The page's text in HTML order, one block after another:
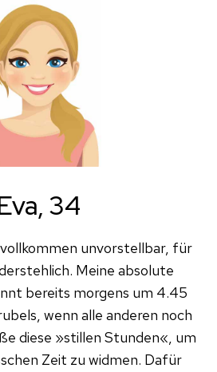
34
unvorstellbar, für
Meine absolute
bereits morgens um 4.45
wenn alle anderen noch
diese »stillen Stunden«, um
Zeit zu widmen. Dafür